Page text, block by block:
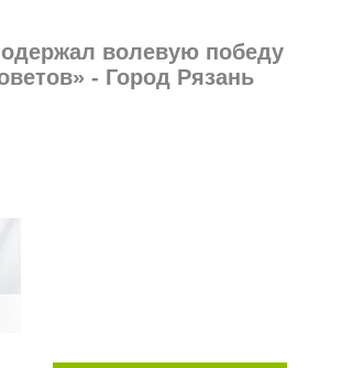
волевую победу
- Город Рязань